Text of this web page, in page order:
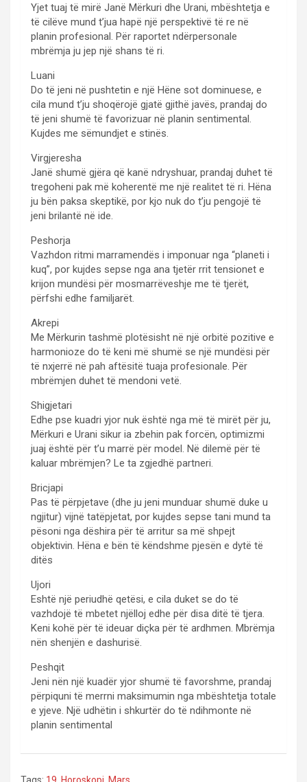
Yjet tuaj të mirë Janë Mërkuri dhe Urani, mbështetja e
të cilëve mund t’jua hapë një perspektivë të re në
planin profesional. Për raportet ndërpersonale
mbrëmja ju jep një shans të ri.
Luani
Do të jeni në pushtetin e një Hëne sot dominuese, e
cila mund t’ju shoqërojë gjatë gjithë javës, prandaj do
të jeni shumë të favorizuar në planin sentimental.
Kujdes me sëmundjet e stinës.
Virgjeresha
Janë shumë gjëra që kanë ndryshuar, prandaj duhet të
tregoheni pak më koherentë me një realitet të ri. Hëna
ju bën paksa skeptikë, por kjo nuk do t’ju pengojë të
jeni brilantë në ide.
Peshorja
Vazhdon ritmi marramendës i imponuar nga “planeti i
kuq”, por kujdes sepse nga ana tjetër rrit tensionet e
krijon mundësi për mosmarrëveshje me të tjerët,
përfshi edhe familjarët.
Akrepi
Me Mërkurin tashmë plotësisht në një orbitë pozitive e
harmonioze do të keni më shumë se një mundësi për
të nxjerrë në pah aftësitë tuaja profesionale. Për
mbrëmjen duhet të mendoni vetë.
Shigjetari
Edhe pse kuadri yjor nuk është nga më të mirët për ju,
Mërkuri e Urani sikur ia zbehin pak forcën, optimizmi
juaj është për t’u marrë për model. Në dilemë për të
kaluar mbrëmjen? Le ta zgjedhë partneri.
Bricjapi
Pas të përpjetave (dhe ju jeni munduar shumë duke u
ngjitur) vijnë tatëpjetat, por kujdes sepse tani mund ta
pësoni nga dëshira për të arritur sa më shpejt
objektivin. Hëna e bën të këndshme pjesën e dytë të
ditës
Ujori
Eshtë një periudhë qetësi, e cila duket se do të
vazhdojë të mbetet njëlloj edhe për disa ditë të tjera.
Keni kohë për të ideuar diçka për të ardhmen. Mbrëmja
nën shenjën e dashurisë.
Peshqit
Jeni nën një kuadër yjor shumë të favorshme, prandaj
përpiquni të merrni maksimumin nga mbështetja totale
e yjeve. Një udhëtin i shkurtër do të ndihmonte në
planin sentimental
Tags: 19 Horoskopi Mars